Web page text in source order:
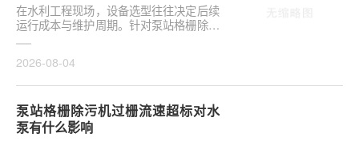
在水利工程现场，设备选型往往决定后续
运行成本与维护周期。针对泵站格栅除污
机栅条间隙选多大合适，需结合具体工况
2026-08-04
泵站格栅除污机过栅流速超标对水
泵有什么影响